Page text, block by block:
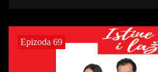
Epizoda 69